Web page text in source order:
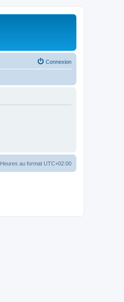
Connexion
Heures au format UTC+02:00